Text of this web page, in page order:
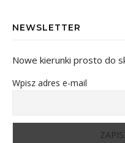
NEWSLETTER
Nowe kierunki prosto do
Wpisz adres e-mail